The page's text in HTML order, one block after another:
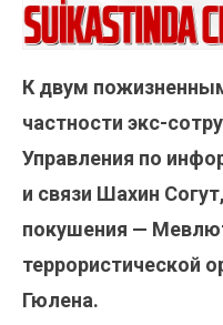
К двум
частности экс-
Управления по
и связи Шахин
покушения —
террористической
Гюлена.